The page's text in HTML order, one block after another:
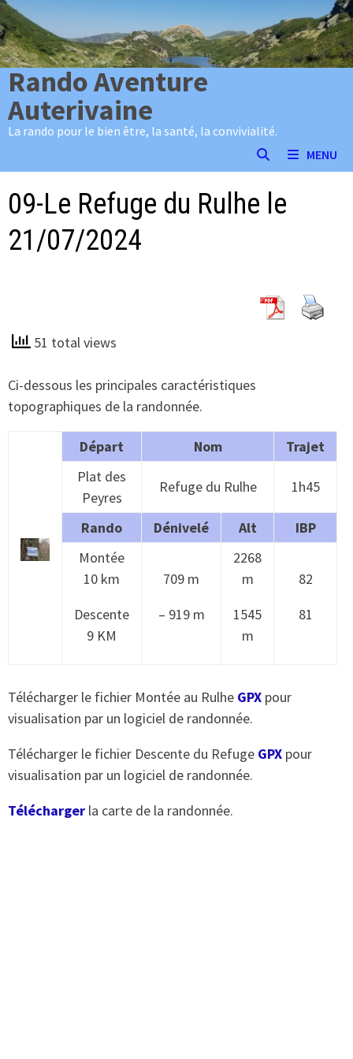
Passer
au
contenu
Rando Aventure
Auterivaine
La rando pour le bien être, la santé, la convivialité.
MENU
09-Le Refuge du Rulhe le
21/07/2024
51 total views
Ci-dessous les principales caractéristiques
topographiques de la randonnée.
Départ Nom
Trajet
Plat des
Peyres
Refuge du Rulhe 1h45
Rando Dénivelé Alt
IBP
Montée
10 km
Descente
9 KM
709 m
– 919 m
2268
m
1545
m
82
81
Télécharger le fichier Montée au Rulhe GPX pour
visualisation par un logiciel de randonnée.
Télécharger le fichier Descente du Refuge GPX pour
visualisation par un logiciel de randonnée.
Télécharger la carte de la randonnée.